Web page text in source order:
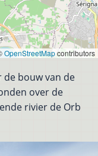
OpenStreetMapcontributors
bouw van de
over de
rivier de Orb